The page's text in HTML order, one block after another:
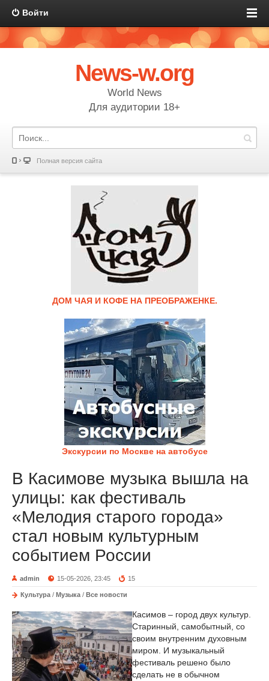
Войти
News-w.org
World News
Для аудитории 18+
Полная версия сайта
ДОМ ЧАЯ И КОФЕ НА ПРЕОБРАЖЕНКЕ.
Экскурсии по Москве на автобусе
В Касимове музыка вышла на
улицы: как фестиваль
«Мелодия старого города»
стал новым культурным
событием России
admin 15-05-2026, 23:45 15
Культура / Музыка / Все новости
Касимов – город двух культур.
Старинный, самобытный, со
своим внутренним духовным
миром. И музыкальный
фестиваль решено было
сделать не в обычном